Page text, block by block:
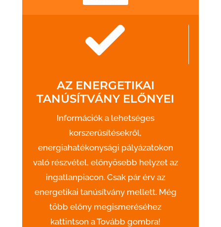
AZ ENERGETIKAI
TANÚSÍTVÁNY ELŐNYEI
Információk a lehetséges
korszerűsítésekről,
energiahatékonysági pályázatokon
való részvétel, előnyösebb helyzet az
ingatlanpiacon. Csak pár érv az
energetikai tanúsítvány mellett. Még
több előny megismeréséhez
kattintson a Tovább gombra!